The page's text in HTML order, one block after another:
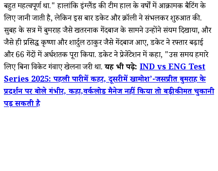
बहुत महत्वपूर्ण था." हालांकि इंग्लैंड की टीम हाल के वर्षों में आक्रामक बैटिंग के
लिए जानी जाती है, लेकिन इस बार डकेट और क्रॉली ने संभलकर शुरुआत की.
सुबह के सत्र में बुमराह जैसे खतरनाक गेंदबाज के सामने उन्होंने संयम दिखाया, और
जैसे ही प्रसिद्ध कृष्णा और शार्दुल ठाकुर जैसे गेंदबाज आए, डकेट ने रफ्तार बढ़ाई
और 66 गेंदों में अर्धशतक पूरा किया. डकेट ने प्रेजेंटेशन में कहा, "उस समय हमारे
लिए बिना विकेट गंवाए खेलना जरूरी था.यह भी पढ़े: IND vs ENG Test
Series 2025: पहली पारी में कहर, दूसरी में खामोश’-जसप्रीत बुमराह के
प्रदर्शन पर बोले गंभीर, कहा,वर्कलोड मैनेज नहीं किया तो बड़ी कीमत चुकानी
पड़ सकती है